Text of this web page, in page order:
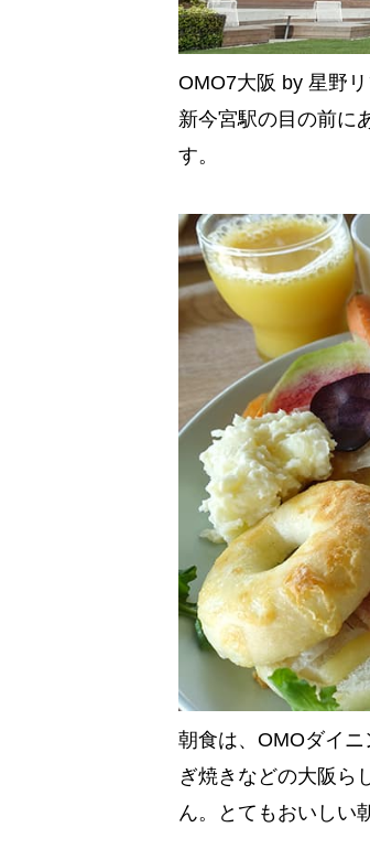
OMO7大阪 by 星野
新今宮駅の目の前に
す。
朝食は、OMOダイ
ぎ焼きなどの大阪ら
ん。とてもおいしい